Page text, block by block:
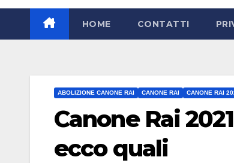
HOME CONTATTI
ABOLIZIONE CANONE RAI CANONE RAI CANONE RAI
Canone Rai
ecco quali